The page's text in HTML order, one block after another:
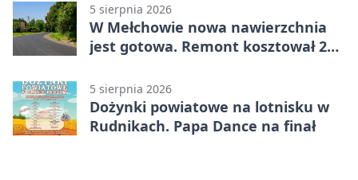
5 sierpnia 2026
W Mełchowie nowa nawierzchnia
jest gotowa. Remont kosztował 222
5 sierpnia 2026
Dożynki powiatowe na lotnisku w
Rudnikach. Papa Dance na finał